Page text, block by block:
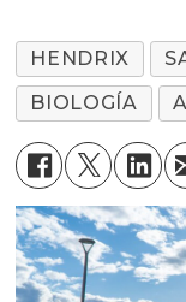
HENDRIX
BIOLOGÍA